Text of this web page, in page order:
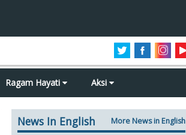
Ragam Hayati Aksi
News In English More News in English